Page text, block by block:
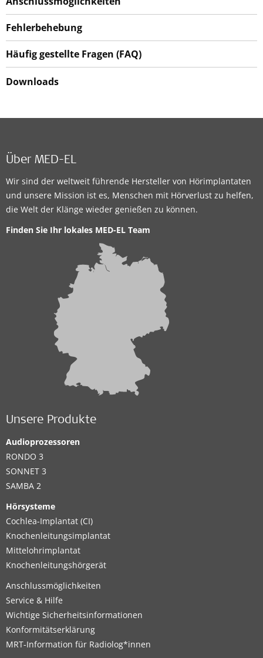
Fehlerbehebung
Häufig gestellte Fragen (FAQ)
Downloads
Über MED-EL
Wir sind der weltweit führende Hersteller von Hörimplantaten
und unsere Mission ist es, Menschen mit Hörverlust zu helfen,
die Welt der Klänge wieder genießen zu können.
Finden Sie Ihr lokales MED-EL Team
Unsere Produkte
Audioprozessoren
RONDO 3
SONNET 3
SAMBA 2
Hörsysteme
Cochlea-Implantat (CI)
Knochenleitungsimplantat
Mittelohrimplantat
Knochenleitungshörgerät
Anschlussmöglichkeiten
Service & Hilfe
Wichtige Sicherheitsinformationen
Konformitätserklärung
MRT-Information für Radiolog*innen